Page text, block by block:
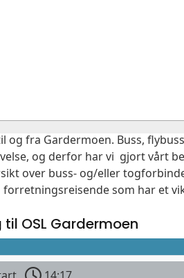
og fra Gardermoen. Buss,
og derfor har vi gjort vårt
over buss- og/eller
forretningsreisende som har et
til OSL Gardermoen